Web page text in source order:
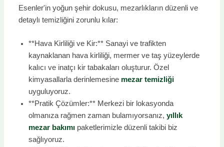
Esenler'in yoğun şehir dokusu, mezarlıkların düzenli ve
detaylı temizliğini zorunlu kılar:
**Hava Kirliliği ve Kir:** Sanayi ve trafikten
kaynaklanan hava kirliliği, mermer ve taş yüzeylerde
kalıcı ve inatçı kir tabakaları oluşturur. Özel
kimyasallarla derinlemesine mezar temizliği
uyguluyoruz.
**Pratik Çözümler:** Merkezi bir lokasyonda
olmanıza rağmen zaman bulamıyorsanız,yıllık
mezar bakımı paketlerimizle düzenli takibi biz
sağlıyoruz.